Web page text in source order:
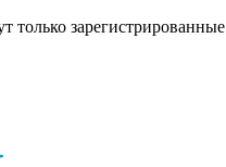
только зарегистрированные